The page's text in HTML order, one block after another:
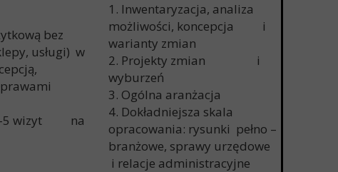
bez
usługi) w
5 wizyt na
1. Inwentaryzacja, analiza
możliwości, koncepcja i
warianty zmian
2. Projekty zmian i
wyburzeń
3. Ogólna aranżacja
4. Dokładniejsza skala
opracowania: rysunki pełno –
branżowe, sprawy urzędowe
i relacje administracyjne